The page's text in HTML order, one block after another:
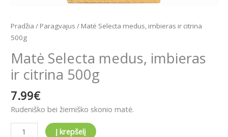
Pradžia / Paragvajus / Matė Selecta medus, imbieras ir citrina
500g
Matė Selecta medus, imbieras
ir citrina 500g
7.99€
Rudeniško bei žiemiško skonio matė.
Į krepšelį